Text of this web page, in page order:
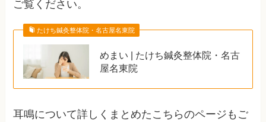
ご覧ください。
たけち鍼灸整体院・名古屋名東院
めまい | たけち鍼灸整体院・名古
屋名東院
耳鳴について詳しくまとめたこちらのページもご